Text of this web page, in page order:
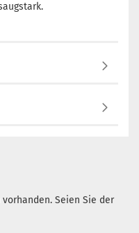
Seien Sie der